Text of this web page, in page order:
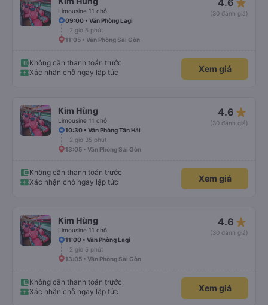
Limousine 11 chỗ
4.6
(30 đánh giá)
09:00 • Văn Phòng Lagi
2 giờ 5 phút
11:05 • Văn Phòng Sài Gòn
Không cần thanh toán trước
Xác nhận chỗ ngay lập tức
Xem giá
Kim Hùng
Limousine 11 chỗ
4.6 star_rate
(30 đánh giá)
10:30 • Văn Phòng Tân Hải
2 giờ 35 phút
13:05 • Văn Phòng Sài Gòn
Không cần thanh toán trước
Xác nhận chỗ ngay lập tức
Xem giá
Kim Hùng
Limousine 11 chỗ
4.6 star_rate
(30 đánh giá)
11:00 • Văn Phòng Lagi
2 giờ 5 phút
13:05 • Văn Phòng Sài Gòn
Không cần thanh toán trước
Xác nhận chỗ ngay lập tức
Xem giá